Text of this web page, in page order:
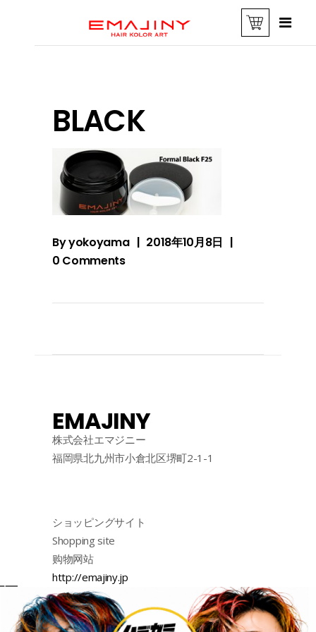
BLACK
Byyokoyama
2018年10月8日
0 Comments
EMAJINY
株式会社エマジニー
福岡県北九州市小倉北区堺町2-1-1
ショッピングサイト
Shopping site
购物网站
http://emajiny.jp